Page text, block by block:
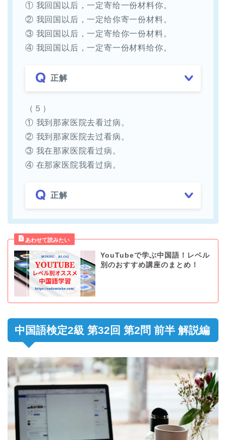
① 我回国以后，一定寄给一份材料你。
② 我回国以后，一定给你寄一份材料。
③ 我回国以后，一定寄给你一份材料。
④ 我回国以后，一定寄一份材料给你。
正解
（５）
① 我到那家医院去看过病。
② 我到那家医院去过看病。
③ 我在那家医院看过病。
④ 在那家医院我看过病。
正解
YouTubeで学ぶ中国語！レベル
別のおすすめ講座のまとめ！
中国語検定2級 第32回 第2問 前半 解説編